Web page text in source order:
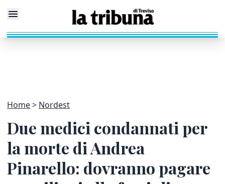
Home Nordest
Due medici condannati per
la morte di Andrea
Pinarello: dovranno pagare